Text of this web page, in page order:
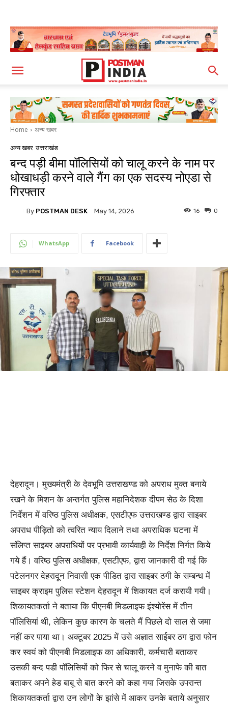
Home अन्य खबर
अन्य खबर उत्तराखंड
बन्द पड़ी बीमा पॉलिसियों को चालू करने के नाम पर
धोखाधड़ी करने वाले गैंग का एक सदस्य नोएडा से
गिरफ्तार
By POSTMAN DESK May 14, 2026 0
16
WhatsApp Facebook
देहरादून। मुख्यमंत्री के देवभूमि उत्तराखण्ड को अपराध मुक्त बनाये
रखने के मिशन के अन्तर्गत पुलिस महानिदेशक दीपम सेठ के दिशा
निर्देशन में वरिष्ठ पुलिस अधीक्षक, एसटीएफ उत्तराखण्ड द्वारा साइबर
अपराध पीड़ितो को त्वरित न्याय दिलाने तथा अपराधिक घटना में
संलिप्त साइबर अपराधियों पर प्रभावी कार्यवाही के निर्देश निर्गत किये
गये हैं। वरिष्ठ पुलिस अधीक्षक, एसटीएफ, द्वारा जानकारी दी गई कि
पटेलनगर देहरादून निवासी एक पीडित द्वारा साइबर ठगी के सम्बन्ध में
साइबर क्राइम पुलिस स्टेशन देहरादून में शिकायत दर्ज करायी गयी।
शिकायतकर्ता ने बताया कि पीएनबी मिडलाइफ इंश्योरेंस में तीन
पॉलिसियां थी, लेकिन कुछ कारण के चलते मैं पिछले दो साल से जमा
नहीं कर पाया था। अक्टूबर 2025 में उसे अज्ञात साईबर ठग द्वारा फोन
कर स्वयं को पीएनबी मिडलाइफ का अधिकारी, कर्मचारी बताकर
उसकी बन्द पडी पॉलिसियों को फिर से चालू करने व मुनाफे की बात
बताकर अपने हेड बाबू से बात करने को कहा गया जिसके उपरान्त
शिकायतकर्ता द्वारा उन लोगों के झांसे में आकर उनके बताये अनुसार